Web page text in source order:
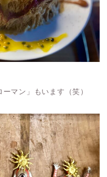
マン」もいます（笑）